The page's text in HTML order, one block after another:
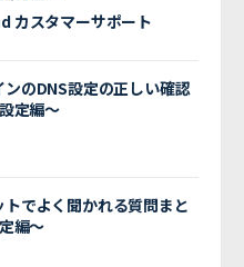
カスタマーサポート
ンのDNS設定の正しい確認
定編〜
トでよく聞かれる質問まと
編〜